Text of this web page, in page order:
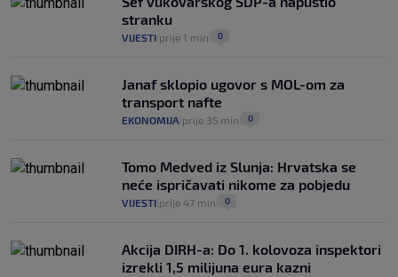
poziciji i imaju drugog najpoznatijeg
bravara u povijesti Hrvatske
30. srp.
stranku
VIJESTI prije 1 min 0
Janaf sklopio ugovor s MOL-om za
transport nafte
EKONOMIJA prije 35 min 0
Tomo Medved iz Slunja: Hrvatska se
neće ispričavati nikome za pobjedu
VIJESTI prije 47 min 0
Akcija DIRH-a: Do 1. kolovoza inspektori
izrekli 1,5 milijuna eura kazni